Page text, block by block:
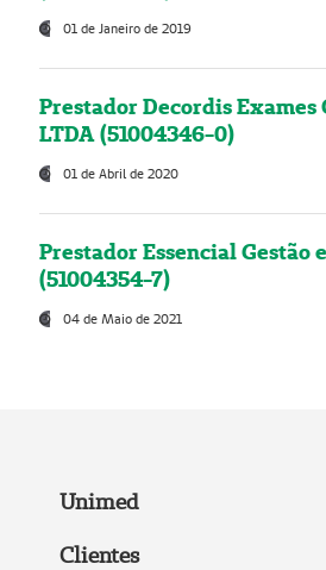
01 de Janeiro de 2019
Prestador Decordis
LTDA (51004346-0)
01 de Abril de 2020
Prestador Essencial Gestão
(51004354-7)
04 de Maio de 2021
Unimed
Clientes